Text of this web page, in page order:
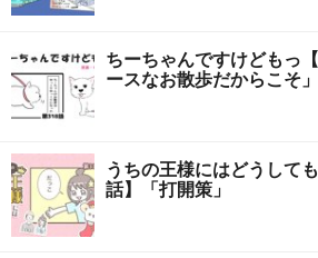
ちーちゃんですけどもっ
ースなお散歩だからこそ」
うちの王様にはどうして
話】「打開策」